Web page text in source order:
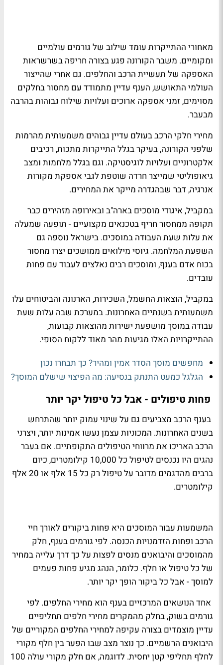
מאחורי ההתייקרות עומד שילוב של גורמים עולמיים
ומקומיים. משבר הקורונה פגע בצורה חריפה בשרשראות
האספקה של תעשיית הרכב והחלפים. גם אחרי שהייצור
העולמי התאושש, הענף עדיין מתמודד עם מחסור בחלקים
מסוימים, זמני אספקה ארוכים ועלויות שילוח גבוהות בהרבה
מבעבר.
מחירי חלקי הרכב בעולם עדיין גבוהים משמעותית מהרמות
שלפני הקורונה, בעיקר בגלל התייקרות מתכות, רכיבים
אלקטרוניים ועלויות לוגיסטיקה. וגם בגלל מלחמות ומצב
גיאופוליטי שמייצר חרדה שוטפת לגבי אספקת מקורות
אנרגיה, דבר שבהגדרה מייקר את המחירים.
במקביל, איגודי מוסכים בארה"ב ובאירופה מזהירים כבר
תקופה ממחסור חריף בטכנאים מקצועיים - תופעה שמעלה
את עלות שעת העבודה במוסכים. בישראל נוספה גם
השפעת המלחמה. גיוסי מילואים ממושכים יצרו מחסור
בכוח אדם בענף, ומוסכים רבים נאלצים לעבוד עם פחות
עובדים.
במקביל, הוצאות החשמל, השכירות, הארנונה והביטוחים עלו
משמעותית בשנתיים האחרונות. במערכת שבה עלות שעת
עבודה במוסך מושפעת ישירות מהוצאות קבועות,
ההתייקרויות האלו מגיעות מהר מאוד ללקוח הסופי.
מחפשים מוסך הסדר אמין ומהיר? כך תבחרו נכון
הגלגל כמעט התנתק בנסיעה: מה הפיצוי שישלם המוסך?
פחות טיפולים - אבל כל טיפול יקר יותר
בענף הרכב מצביעים גם על שינוי עמוק יותר שהתרחש
בשנים האחרונות. המכוניות עצמן נעשו אמינות יותר, ויצרני
הרכב האריכו את מרווחי הטיפולים התקופתיים. אם בעבר
נהגים היו נכנסים לטיפול כל 10,000 קילומטרים, כיום
ברבים מהדגמים מדובר על טיפול רק כל 15 אלף או 20 אלף
קילומטרים.
המשמעות עבור המוסכים היא פחות ביקורים לאורך חיי
הרכב ופחות הזדמנויות הכנסה. לפי גורמים בענף, חלק
מהמוסכים והיבואנים מנסים לפצות על כך דרך עלייה במחיר
של כל טיפול או חלף. כלומר, הנהג מגיע פחות פעמים
למוסך - אבל כל ביקור הופך יקר יותר.
אחד הנושאים המרכזיים בענף הוא מחירי החלפים. לפי
גורמים בשוק, בחלק מהמקרים מחירי חלפים תחליפיים
עדיין מוצמדים בצורה עקיפה למחירי החלפים המקוריים של
היבואנים הרשמיים. כך נוצר מצב שבו הפער בין חלף מקורי
לחלף תחליפי קטן יחסית. לדוגמה, אם חלק מקורי עולה 100